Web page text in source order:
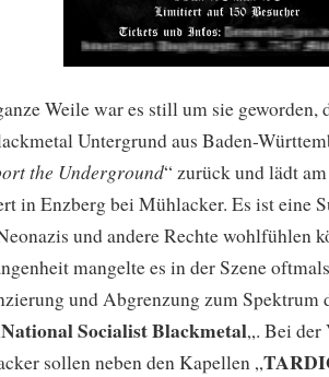
Weile war es still um sie geworden,
Untergrund aus Baden-
the Underground“ zurück und lädt
in Enzberg bei Mühlacker. Es ist eine
und andere Rechte wohlfühlen
mangelte es in der Szene
und Abgrenzung zum Spektrum
National Socialist Blackmetal„. Bei der
sollen neben den Kapellen „